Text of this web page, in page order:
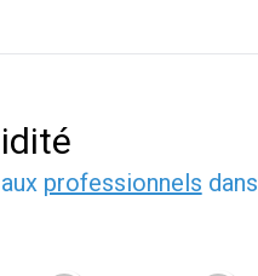
aux professionnels dans